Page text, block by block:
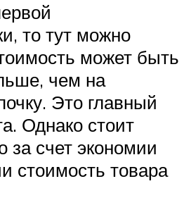
то тут можно
может быть
чем на
Это главный
Однако стоит
за счет экономии
стоимость товара